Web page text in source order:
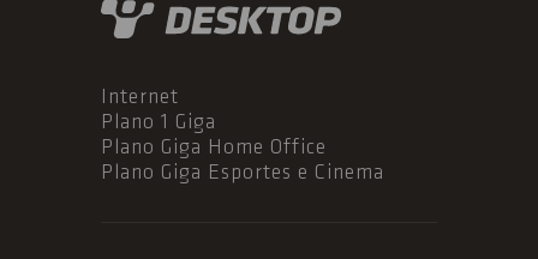
Internet
Plano 1 Giga
Plano Giga Home Office
Plano Giga Esportes e Cinema